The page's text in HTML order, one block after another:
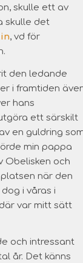
skulle ett av
skulle det
, vd för
den ledande
i framtiden
hans
ett särskilt
en guldring
min pappa
Obelisken och
när den
i våras i
var mitt sätt
och intressant
år. Det känns